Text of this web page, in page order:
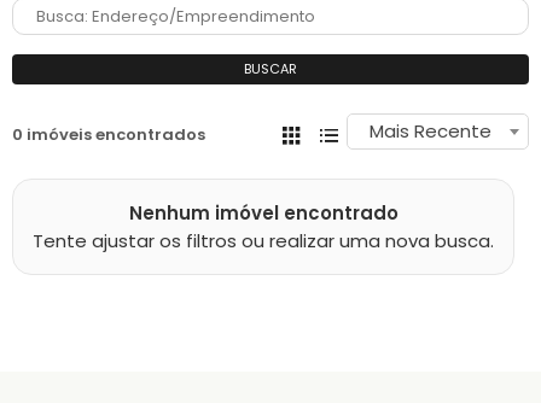
BUSCAR
0 imóveis encontrados Mais Recente
Nenhum imóvel encontrado
Tente ajustar os filtros ou realizar uma nova busca.